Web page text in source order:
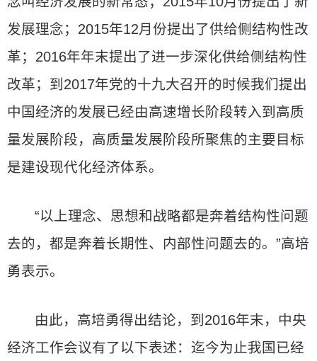
发展理念；2015年12月份提出了供给侧结构性改
革；2016年年末提出了进一步深化供给侧结构性
改革；到2017年党的十九大召开的时候我们提出
中国经济的发展已经由高速增长阶段转入到高质
量发展阶段，高质量发展阶段所聚焦的主要目标
是建设现代化经济体系。
“以上理念、思想和战略都是奔着结构性问题
去的，都是奔着长期性、内部性问题去的。”高培
勇表示。
由此，高培勇得出结论，到2016年末，中央
经济工作会议有了以下表述：迄今为止我国已经